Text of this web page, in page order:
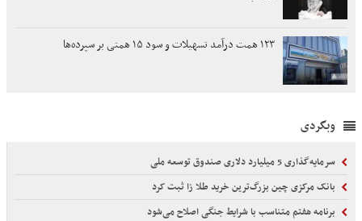
۱۲۳ همت درآمد تسهیلات و سود ۱۵ همتی بر سپرده‌ها
وبگردی
سرمایه‌گذاری 5 میلیارد دلاری صندوق توسعه ملی
بانک مرکزی چین بزرگ‌ترین خرید طلا زا ثبت کرد
برنامه هفتم متناسب با شرایط جنگی اصلاح می‌شود